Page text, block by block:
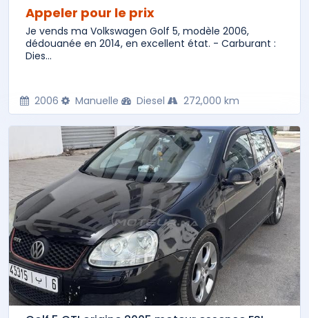
Appeler pour le prix
Je vends ma Volkswagen Golf 5, modèle 2006,
dédouanée en 2014, en excellent état. - Carburant :
Dies...
2006 Manuelle Diesel 272,000 km